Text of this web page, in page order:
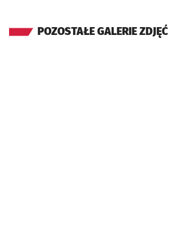
POZOSTAŁE GALERIE ZDJĘĆ